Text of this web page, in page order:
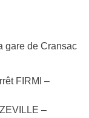
gare de Cransac
FIRMI –
–